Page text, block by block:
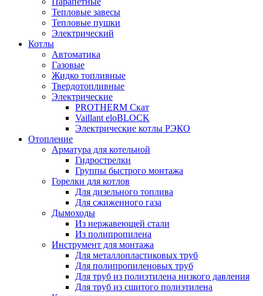
Тепловые завесы
Тепловые пушки
Электрический
Котлы
Автоматика
Газовые
Жидко топливные
Твердотопливные
Электрические
PROTHERM Скат
Vaillant eloBLOCK
Электрические котлы РЭКО
Отопление
Арматура для котельной
Гидрострелки
Группы быстрого монтажа
Горелки для котлов
Для дизельного топлива
Для сжиженного газа
Дымоходы
Из нержавеющей стали
Из полипропилена
Инструмент для монтажа
Для металлопластиковых труб
Для полипропиленовых труб
Для труб из полиэтилена низкого давления
Для труб из сшитого полиэтилена